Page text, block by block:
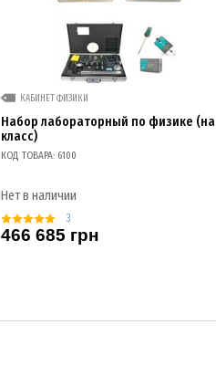
КАБИНЕТ ФИЗИКИ
Набор лабораторный по физике (на
класс)
КОД ТОВАРА: 6100
Нет в наличии
3
466 685 грн